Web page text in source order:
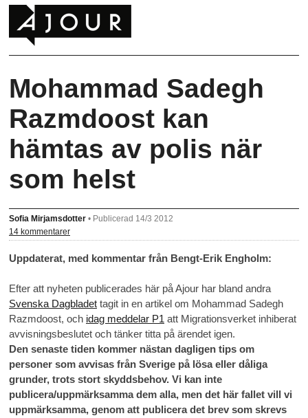
Mohammad Sadegh
Razmdoost kan
hämtas av polis när
som helst
Sofia Mirjamsdotter • Publicerad 14/3 2012
14 kommentarer
Uppdaterat, med kommentar från Bengt-Erik Engholm:
Efter att nyheten publicerades här på Ajour har bland andra
Svenska Dagbladet tagit in en artikel om Mohammad Sadegh
Razmdoost, och idag meddelar P1 att Migrationsverket inhiberat
avvisningsbeslutet och tänker titta på ärendet igen.
Den senaste tiden kommer nästan dagligen tips om
personer som avvisas från Sverige på lösa eller dåliga
grunder, trots stort skyddsbehov. Vi kan inte
publicera/uppmärksamma dem alla, men det här fallet vill vi
uppmärksamma, genom att publicera det brev som skrevs